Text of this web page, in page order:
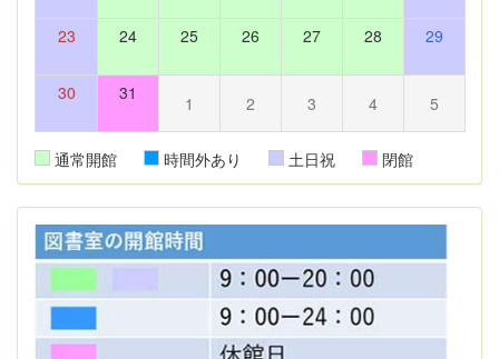
23 24 25 26 27 28 29
30 31 1 2 3 4 5
通常開館 時間外あり 土日祝 閉館